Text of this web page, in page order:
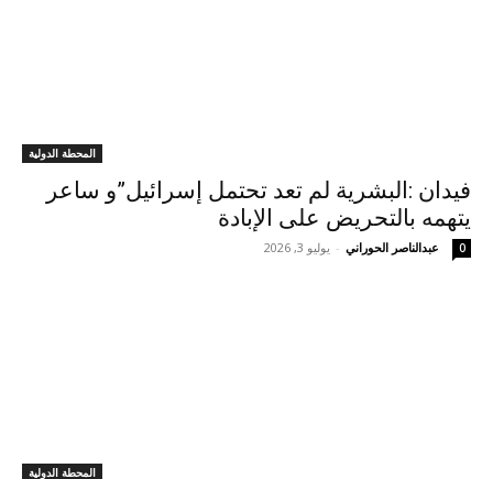
المحطة الدولية
فيدان :البشرية لم تعد تحتمل إسرائيل”و ساعر
يتهمه بالتحريض على الإبادة
عبدالناصر الحوراني - يوليو 3, 2026 0
المحطة الدولية